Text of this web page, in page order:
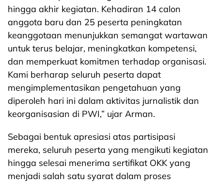
hingga akhir kegiatan. Kehadiran 14 calon
anggota baru dan 25 peserta peningkatan
keanggotaan menunjukkan semangat wartawan
untuk terus belajar, meningkatkan kompetensi,
dan memperkuat komitmen terhadap organisasi.
Kami berharap seluruh peserta dapat
mengimplementasikan pengetahuan yang
diperoleh hari ini dalam aktivitas jurnalistik dan
keorganisasian di PWI,” ujar Arman.
Sebagai bentuk apresiasi atas partisipasi
mereka, seluruh peserta yang mengikuti kegiatan
hingga selesai menerima sertifikat OKK yang
menjadi salah satu syarat dalam proses